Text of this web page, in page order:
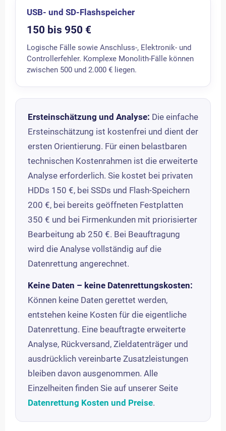
USB- und SD-Flashspeicher
150 bis 950 €
Logische Fälle sowie Anschluss-, Elektronik- und
Controllerfehler. Komplexe Monolith-Fälle können
zwischen 500 und 2.000 € liegen.
Ersteinschätzung und Analyse: Die einfache
Ersteinschätzung ist kostenfrei und dient der
ersten Orientierung. Für einen belastbaren
technischen Kostenrahmen ist die erweiterte
Analyse erforderlich. Sie kostet bei privaten
HDDs 150 €, bei SSDs und Flash-Speichern
200 €, bei bereits geöffneten Festplatten
350 € und bei Firmenkunden mit priorisierter
Bearbeitung ab 250 €. Bei Beauftragung
wird die Analyse vollständig auf die
Datenrettung angerechnet.
Keine Daten – keine Datenrettungskosten:
Können keine Daten gerettet werden,
entstehen keine Kosten für die eigentliche
Datenrettung. Eine beauftragte erweiterte
Analyse, Rückversand, Zieldatenträger und
ausdrücklich vereinbarte Zusatzleistungen
bleiben davon ausgenommen. Alle
Einzelheiten finden Sie auf unserer Seite
Datenrettung Kosten und Preise.